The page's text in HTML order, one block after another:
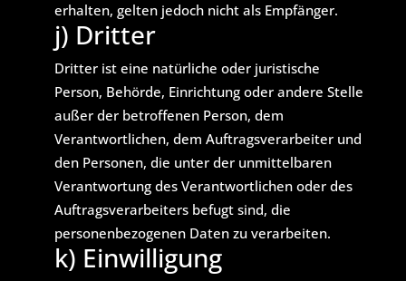
erhalten, gelten jedoch nicht als Empfänger.
j) Dritter
Dritter ist eine natürliche oder juristische
Person, Behörde, Einrichtung oder andere Stelle
außer der betroffenen Person, dem
Verantwortlichen, dem Auftragsverarbeiter und
den Personen, die unter der unmittelbaren
Verantwortung des Verantwortlichen oder des
Auftragsverarbeiters befugt sind, die
personenbezogenen Daten zu verarbeiten.
k) Einwilligung